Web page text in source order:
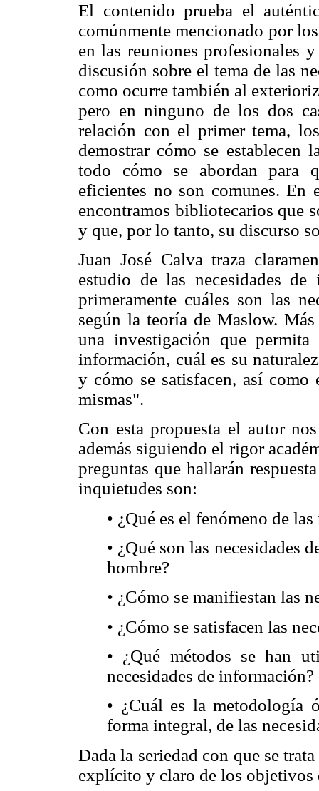
El contenido prueba el
comúnmente mencionado por
en las reuniones profesionales
discusión sobre el tema de las
como ocurre también al
pero en ninguno de los dos
relación con el primer tema,
demostrar cómo se establecen
todo cómo se abordan para
eficientes no son comunes. En
encontramos bibliotecarios que
y que, por lo tanto, su discurso
Juan José Calva traza
estudio de las necesidades
primeramente cuáles son las
según la teoría de Maslow.
una investigación que permita
información, cuál es su
y cómo se satisfacen, así
mismas".
Con esta propuesta el autor
además siguiendo el rigor
preguntas que hallarán
inquietudes son:
• ¿Qué es el fenómeno de
• ¿Qué son las necesidades
hombre?
• ¿Cómo se manifiestan las
• ¿Cómo se satisfacen las
• ¿Qué métodos se han
necesidades de información?
• ¿Cuál es la metodología
forma integral, de las
Dada la seriedad con que se
explícito y claro de los objetivos